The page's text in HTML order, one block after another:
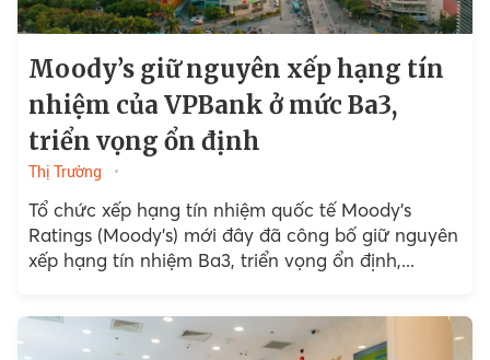
Moody’s giữ nguyên xếp hạng tín
nhiệm của VPBank ở mức Ba3,
triển vọng ổn định
Thị Trường
Tổ chức xếp hạng tín nhiệm quốc tế Moody’s
Ratings (Moody’s) mới đây đã công bố giữ nguyên
xếp hạng tín nhiệm Ba3, triển vọng ổn định,...